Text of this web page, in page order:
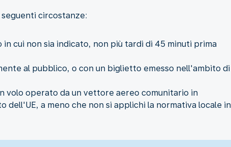
circostanze:
cui non sia indicato, non più tardi di 45 minuti prima
al pubblico, o con un biglietto emesso nell'ambito di
volo operato da un vettore aereo comunitario in
a meno che non si applichi la normativa locale in